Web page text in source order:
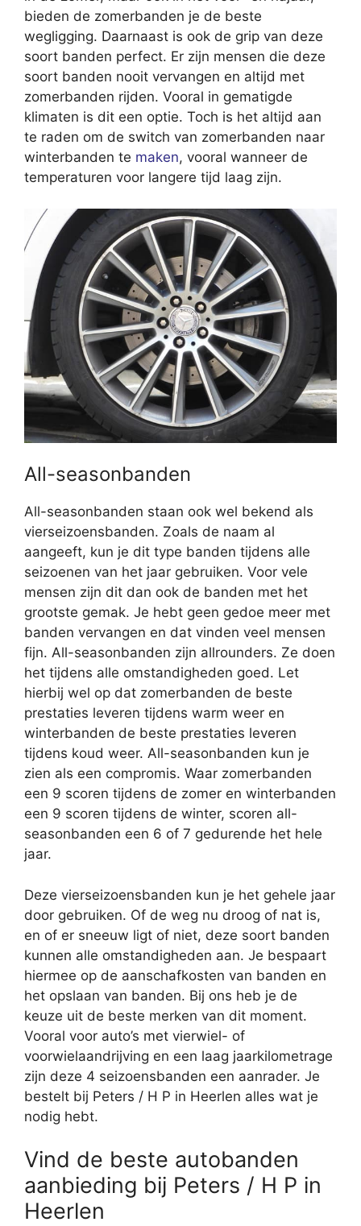
bieden de zomerbanden je de beste
wegligging. Daarnaast is ook de grip van deze
soort banden perfect. Er zijn mensen die deze
soort banden nooit vervangen en altijd met
zomerbanden rijden. Vooral in gematigde
klimaten is dit een optie. Toch is het altijd aan
te raden om de switch van zomerbanden naar
winterbanden te maken, vooral wanneer de
temperaturen voor langere tijd laag zijn.
All-seasonbanden
All-seasonbanden staan ook wel bekend als
vierseizoensbanden. Zoals de naam al
aangeeft, kun je dit type banden tijdens alle
seizoenen van het jaar gebruiken. Voor vele
mensen zijn dit dan ook de banden met het
grootste gemak. Je hebt geen gedoe meer met
banden vervangen en dat vinden veel mensen
fijn. All-seasonbanden zijn allrounders. Ze doen
het tijdens alle omstandigheden goed. Let
hierbij wel op dat zomerbanden de beste
prestaties leveren tijdens warm weer en
winterbanden de beste prestaties leveren
tijdens koud weer. All-seasonbanden kun je
zien als een compromis. Waar zomerbanden
een 9 scoren tijdens de zomer en winterbanden
een 9 scoren tijdens de winter, scoren all-
seasonbanden een 6 of 7 gedurende het hele
jaar.
Deze vierseizoensbanden kun je het gehele jaar
door gebruiken. Of de weg nu droog of nat is,
en of er sneeuw ligt of niet, deze soort banden
kunnen alle omstandigheden aan. Je bespaart
hiermee op de aanschafkosten van banden en
het opslaan van banden. Bij ons heb je de
keuze uit de beste merken van dit moment.
Vooral voor auto’s met vierwiel- of
voorwielaandrijving en een laag jaarkilometrage
zijn deze 4 seizoensbanden een aanrader. Je
bestelt bij Peters / H P in Heerlen alles wat je
nodig hebt.
Vind de beste autobanden
aanbieding bij Peters / H P in
Heerlen